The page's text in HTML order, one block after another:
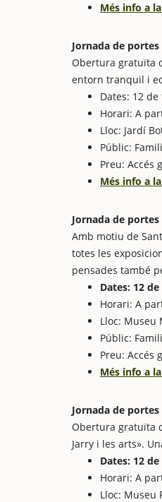
Més info a
Jornada de
Obertura gratuïta
entorn tranquil i
Dates: 12
Horari: A
Lloc: Jardí
Públic:
Preu: Accés
Més info a
Jornada de
Amb motiu de
totes les
pensades també
Dates: 12
Horari: A
Lloc: Museu
Públic:
Preu: Accés
Més info a
Jornada de
Obertura gratuïta
Jarry i les arts».
Dates: 12
Horari: A
Lloc: Museu